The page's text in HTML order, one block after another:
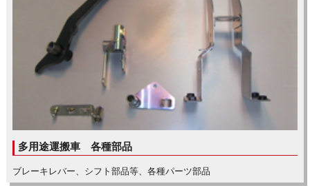
多用途運搬車 各種部品
ブレーキレバー、シフト部品等、各種パーツ部品